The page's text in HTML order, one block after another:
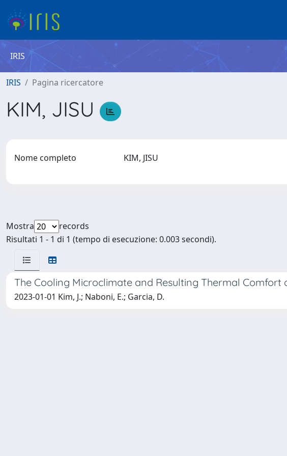
IRIS
IRIS Pagina ricercatore
KIM, JISU
Nome completo KIM, JISU
Mostra
records
Risultati 1 - 1 di 1 (tempo di esecuzione: 0.003 secondi).
The Cooling Microclimate and Resulting Thermal
2023-01-01 Kim, J.; Naboni, E.; Garcia, D.